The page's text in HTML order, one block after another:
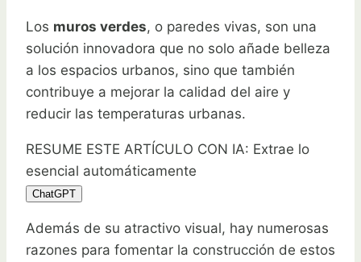
Los muros verdes, o paredes vivas, son una
solución innovadora que no solo añade belleza
a los espacios urbanos, sino que también
contribuye a mejorar la calidad del aire y
reducir las temperaturas urbanas.
RESUME ESTE ARTÍCULO CON IA: Extrae lo
esencial automáticamente
ChatGPT
Además de su atractivo visual, hay numerosas
razones para fomentar la construcción de estos